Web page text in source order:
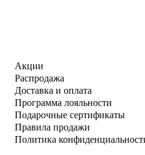
Акции
Распродажа
Доставка и оплата
Программа лояльности
Подарочные сертификаты
Правила продажи
Политика